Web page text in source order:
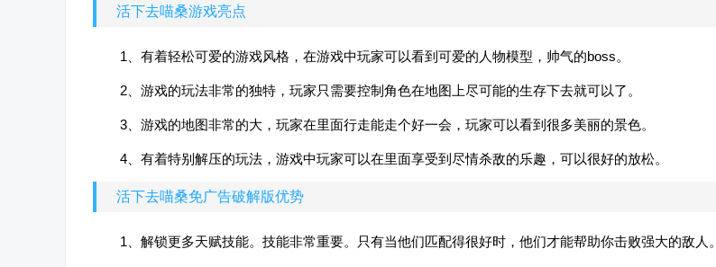
活下去喵桑游戏亮点
1、有着轻松可爱的游戏风格，在游戏中玩家可以看到可爱的人物模型，帅气的boss。
2、游戏的玩法非常的独特，玩家只需要控制角色在地图上尽可能的生存下去就可以了。
3、游戏的地图非常的大，玩家在里面行走能走个好一会，玩家可以看到很多美丽的景色。
4、有着特别解压的玩法，游戏中玩家可以在里面享受到尽情杀敌的乐趣，可以很好的放松。
活下去喵桑免广告破解版优势
1、解锁更多天赋技能。技能非常重要。只有当他们匹配得很好时，他们才能帮助你击败强大的敌人。